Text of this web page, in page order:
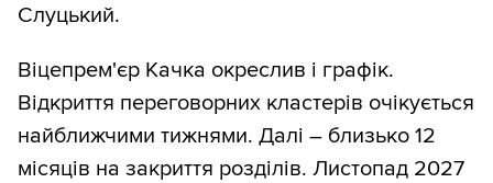
Слуцький.
Віцепрем'єр Качка окреслив і графік.
Відкриття переговорних кластерів очікується
найближчими тижнями. Далі – близько 12
місяців на закриття розділів. Листопад 2027